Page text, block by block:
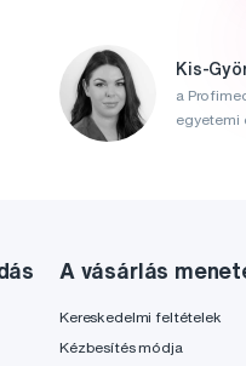
Kis-
a
egyetemi
A vásárlás
Kereskedelmi feltételek
Kézbesítés módja